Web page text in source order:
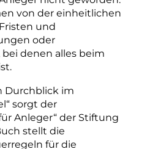
von der einheitlichen
und
oder
denen alles beim
Durchblick im
sorgt der
Anleger“ der Stiftung
stellt die
für die